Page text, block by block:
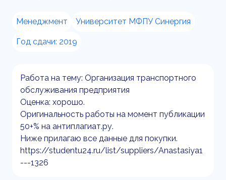
Менеджмент Университет МФПУ Синергия
Год сдачи: 2019
Работа на тему: Организация транспортного
обслуживания предприятия
Оценка: хорошо.
Оригинальность работы на момент публикации
50+% на антиплагиат.ру.
Ниже прилагаю все данные для покупки.
https://studentu24.ru/list/suppliers/Anastasiya1
---1326